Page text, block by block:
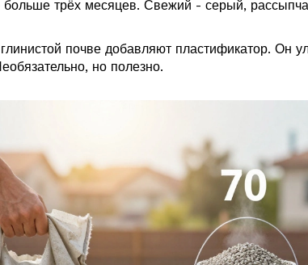
больше трёх месяцев. Свежий - серый,
почве добавляют пластификатор. Он
но полезно.